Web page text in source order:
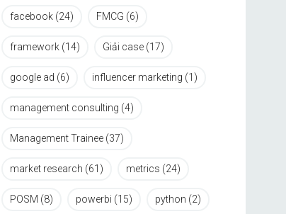
facebook (24) FMCG (6)
framework (14) Giải case (17)
google ad (6) influencer marketing (1)
management consulting (4)
Management Trainee (37)
market research (61) metrics (24)
POSM (8) powerbi (15) python (2)